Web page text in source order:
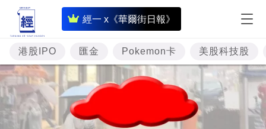
經一 x《華爾街日報》
即
時
財
經
專
題
港股IPO 匯金 Pokemon卡 美股科技股